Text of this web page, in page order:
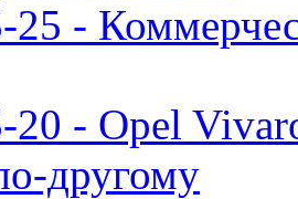
25 -
20 - Opel
другому